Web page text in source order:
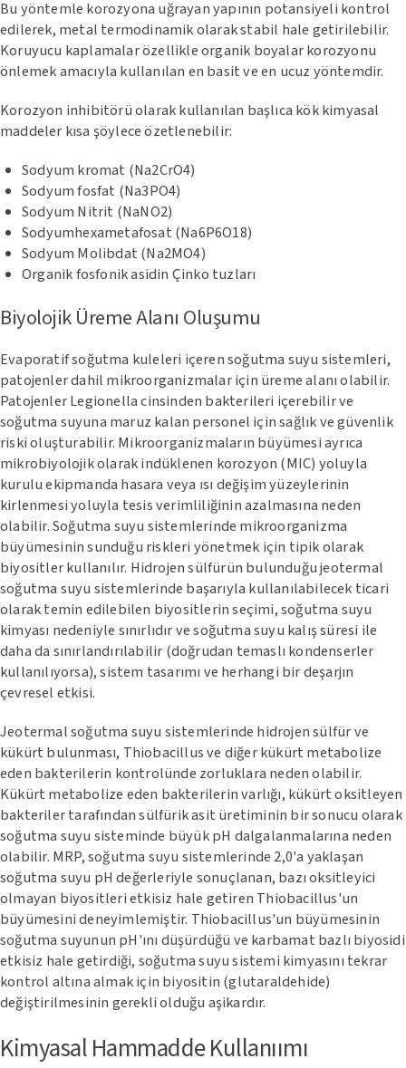
Bu yöntemle korozyona uğrayan yapının potansiyeli kontrol
edilerek, metal termodinamik olarak stabil hale getirilebilir.
Koruyucu kaplamalar özellikle organik boyalar korozyonu
önlemek amacıyla kullanılan en basit ve en ucuz yöntemdir.
Korozyon inhibitörü olarak kullanılan başlıca kök kimyasal
maddeler kısa şöylece özetlenebilir:
Sodyum kromat (Na2CrO4)
Sodyum fosfat (Na3PO4)
Sodyum Nitrit (NaNO2)
Sodyumhexametafosat (Na6P6O18)
Sodyum Molibdat (Na2MO4)
Organik fosfonik asidin Çinko tuzları
Biyolojik Üreme Alanı Oluşumu
Evaporatif soğutma kuleleri içeren soğutma suyu sistemleri,
patojenler dahil mikroorganizmalar için üreme alanı olabilir.
Patojenler Legionella cinsinden bakterileri içerebilir ve
soğutma suyuna maruz kalan personel için sağlık ve güvenlik
riski oluşturabilir. Mikroorganizmaların büyümesi ayrıca
mikrobiyolojik olarak indüklenen korozyon (MIC) yoluyla
kurulu ekipmanda hasara veya ısı değişim yüzeylerinin
kirlenmesi yoluyla tesis verimliliğinin azalmasına neden
olabilir. Soğutma suyu sistemlerinde mikroorganizma
büyümesinin sunduğu riskleri yönetmek için tipik olarak
biyositler kullanılır. Hidrojen sülfürün bulunduğu jeotermal
soğutma suyu sistemlerinde başarıyla kullanılabilecek ticari
olarak temin edilebilen biyositlerin seçimi, soğutma suyu
kimyası nedeniyle sınırlıdır ve soğutma suyu kalış süresi ile
daha da sınırlandırılabilir (doğrudan temaslı kondenserler
kullanılıyorsa), sistem tasarımı ve herhangi bir deşarjın
çevresel etkisi.
Jeotermal soğutma suyu sistemlerinde hidrojen sülfür ve
kükürt bulunması, Thiobacillus ve diğer kükürt metabolize
eden bakterilerin kontrolünde zorluklara neden olabilir.
Kükürt metabolize eden bakterilerin varlığı, kükürt oksitleyen
bakteriler tarafından sülfürik asit üretiminin bir sonucu olarak
soğutma suyu sisteminde büyük pH dalgalanmalarına neden
olabilir. MRP, soğutma suyu sistemlerinde 2,0'a yaklaşan
soğutma suyu pH değerleriyle sonuçlanan, bazı oksitleyici
olmayan biyositleri etkisiz hale getiren Thiobacillus'un
büyümesini deneyimlemiştir. Thiobacillus'un büyümesinin
soğutma suyunun pH'ını düşürdüğü ve karbamat bazlı biyosidi
etkisiz hale getirdiği, soğutma suyu sistemi kimyasını tekrar
kontrol altına almak için biyositin (glutaraldehide)
değiştirilmesinin gerekli olduğu aşikardır.
Kimyasal Hammadde Kullanıımı